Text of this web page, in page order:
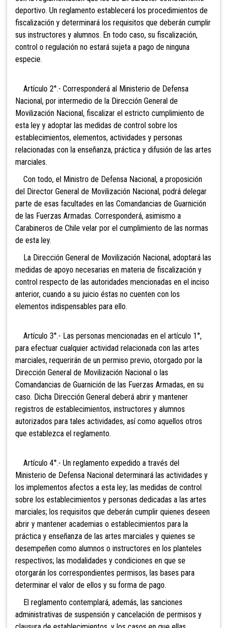
deportivo. Un reglamento establecerá los procedimientos de
fiscalización y determinará los requisitos que deberán cumplir
sus instructores y alumnos. En todo caso, su fiscalización,
control o regulación no estará sujeta a pago de ninguna
especie.
Artículo 2°.- Corresponderá al Ministerio de Defensa
Nacional, por intermedio de la Dirección General de
Movilización Nacional, fiscalizar el estricto cumplimiento de
esta ley y adoptar las medidas de control sobre los
establecimientos, elementos, actividades y personas
relacionadas con la enseñanza, práctica y difusión de las artes
marciales.
Con todo, el Ministro de Defensa Nacional, a proposición
del Director General de Movilización Nacional, podrá delegar
parte de esas facultades en las Comandancias de Guarnición
de las Fuerzas Armadas. Corresponderá, asimismo a
Carabineros de Chile velar por el cumplimiento de las normas
de esta ley.
La Dirección General de Movilización Nacional, adoptará las
medidas de apoyo necesarias en materia de fiscalización y
control respecto de las autoridades mencionadas en el inciso
anterior, cuando a su juicio éstas no cuenten con los
elementos indispensables para ello.
Artículo 3°.- Las personas mencionadas en el artículo 1°,
para efectuar cualquier actividad relacionada con las artes
marciales, requerirán de un permiso previo, otorgado por la
Dirección General de Movilización Nacional o las
Comandancias de Guarnición de las Fuerzas Armadas, en su
caso. Dicha Dirección General deberá abrir y mantener
registros de establecimientos, instructores y alumnos
autorizados para tales actividades, así como aquellos otros
que establezca el reglamento.
Artículo 4°.- Un reglamento expedido a través del
Ministerio de Defensa Nacional determinará las actividades y
los implementos afectos a esta ley; las medidas de control
sobre los establecimientos y personas dedicadas a las artes
marciales; los requisitos que deberán cumplir quienes deseen
abrir y mantener academias o establecimientos para la
práctica y enseñanza de las artes marciales y quienes se
desempeñen como alumnos o instructores en los planteles
respectivos; las modalidades y condiciones en que se
otorgarán los correspondientes permisos, las bases para
determinar el valor de ellos y su forma de pago.
El reglamento contemplará, además, las sanciones
administrativas de suspensión y cancelación de permisos y